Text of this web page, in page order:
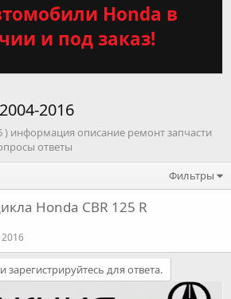
Honda в
и под заказ!
2016
) информация описание ремонт запчасти
ответы
Фильтры
Honda CBR 125 R
зарегистрируйтесь для ответа.